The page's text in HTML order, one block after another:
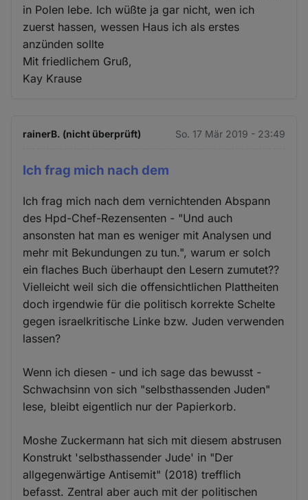
in Polen lebe. Ich wüßte ja gar nicht, wen ich
zuerst hassen, wessen Haus ich als erstes
anzünden sollte
Mit friedlichem Gruß,
Kay Krause
rainerB. (nicht überprüft) So. 17 Mär 2019 - 23:49
Ich frag mich nach dem
Ich frag mich nach dem vernichtenden Abspann
des Hpd-Chef-Rezensenten - "Und auch
ansonsten hat man es weniger mit Analysen und
mehr mit Bekundungen zu tun.", warum er solch
ein flaches Buch überhaupt den Lesern zumutet??
Vielleicht weil sich die offensichtlichen Plattheiten
doch irgendwie für die politisch korrekte Schelte
gegen israelkritische Linke bzw. Juden verwenden
lassen?
Wenn ich diesen - und ich sage das bewusst -
Schwachsinn von sich "selbsthassenden Juden"
lese, bleibt eigentlich nur der Papierkorb.
Moshe Zuckermann hat sich mit diesem abstrusen
Konstrukt 'selbsthassender Jude' in "Der
allgegenwärtige Antisemit" (2018) trefflich
befasst. Zentral aber auch mit der politischen